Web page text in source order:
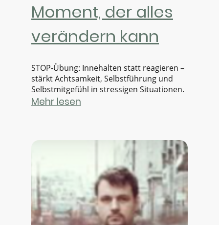
Moment, der alles
verändern kann
STOP-Übung: Innehalten statt reagieren –
stärkt Achtsamkeit, Selbstführung und
Selbstmitgefühl in stressigen Situationen.
Mehr lesen